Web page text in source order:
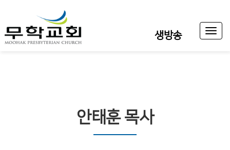
생방송
Toggle
안태훈 목사